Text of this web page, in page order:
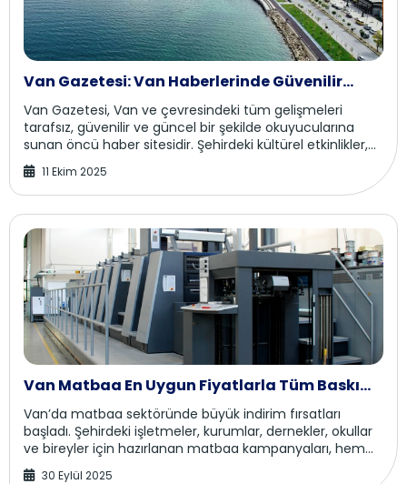
Van Gazetesi: Van Haberlerinde Güvenilir
Kaynak
Van Gazetesi, Van ve çevresindeki tüm gelişmeleri
tarafsız, güvenilir ve güncel bir şekilde okuyucularına
sunan öncü haber sitesidir. Şehirdeki kültürel etkinlikler,
spor müsabakaları, ekonomi ve eğit...
11 Ekim 2025
Van Matbaa En Uygun Fiyatlarla Tüm Baskı
Ürünleri
Van’da matbaa sektöründe büyük indirim fırsatları
başladı. Şehirdeki işletmeler, kurumlar, dernekler, okullar
ve bireyler için hazırlanan matbaa kampanyaları, hem
uygun fiyatları hem de profesyonel ta...
30 Eylül 2025